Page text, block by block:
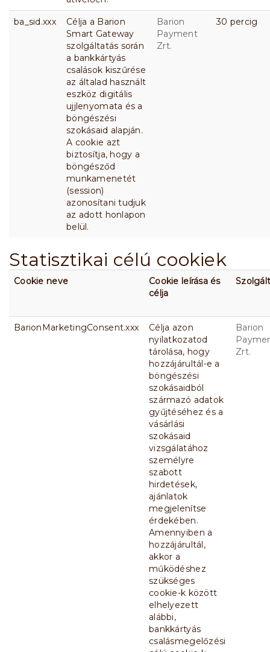
ba_sid.xxx
Célja a Barion
Smart Gateway
szolgáltatás során
a bankkártyás
csalások kiszűrése
az általad használt
eszköz digitális
ujjlenyomata és a
böngészési
szokásaid alapján.
A cookie azt
biztosítja, hogy a
böngésződ
munkamenetét
(session)
azonosítani tudjuk
az adott honlapon
belül.
Barion
Payment
Zrt.
30 percig
Statisztikai célú cookiek
Cookie neve
Cookie leírása és
célja
BarionMarketingConsent.xxx
Célja azon
nyilatkozatod
tárolása, hogy
hozzájárultál-e a
böngészési
szokásaidból
származó adatok
gyűjtéséhez és a
vásárlási
szokásaid
vizsgálatához
személyre
szabott
hirdetések,
ajánlatok
megjelenítse
érdekében.
Amennyiben a
hozzájárultál,
akkor a
működéshez
szükséges
cookie-k között
elhelyezett
alábbi,
bankkártyás
csalásmegelőzési
Barion
Zrt.